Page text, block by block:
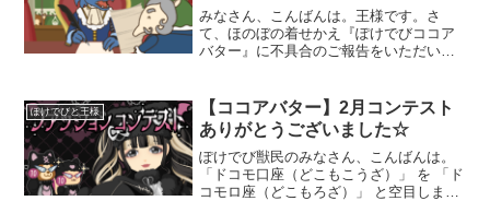
みなさん、こんばんは。王様です。さ
て、ほのぼの着せかえ『ぽけでびココア
バター』に不具合のご報告をいただいて
というもの。なんだか怪談めいたお話で
すが、もちろん怪談であるは
ぽけでびと王様
【ココアバター】2月コンテスト
ありがとうございました☆
ぽけでび獣民のみなさん、こんばんは。
「ドコモ口座（どこもこうざ）」 を 「ド
コモロ座（どこもろざ）」 と空目しまし